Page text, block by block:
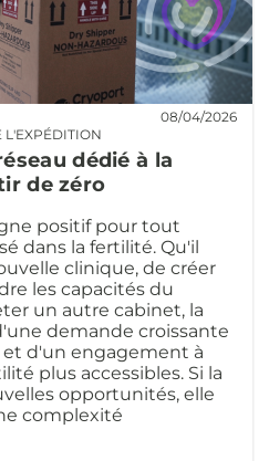
L'EXPÉDITION
08/04/2026
dédié à la
de zéro
positif pour tout
dans la fertilité. Qu'il
clinique, de créer
les capacités du
un autre cabinet, la
demande croissante
d'un engagement à
plus accessibles. Si la
opportunités, elle
complexité